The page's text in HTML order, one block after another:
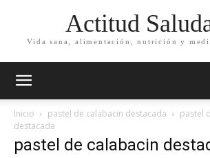
Actitud
Vida sana, alimentación, nutrición y
Inicio pastel de calabacin destacada
pastel
destacada
pastel de calabacin